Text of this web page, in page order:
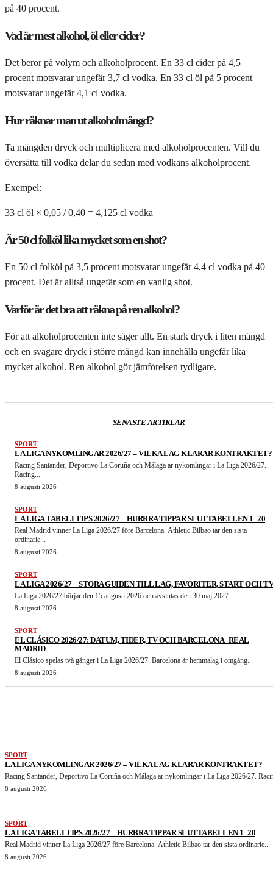
på 40 procent.
Vad är mest alkohol, öl eller cider?
Det beror på volym och alkoholprocent. En 33 cl cider på 4,5
procent motsvarar ungefär 3,7 cl vodka. En 33 cl öl på 5 procent
motsvarar ungefär 4,1 cl vodka.
Hur räknar man ut alkoholmängd?
Ta mängden dryck och multiplicera med alkoholprocenten. Vill du
översätta till vodka delar du sedan med vodkans alkoholprocent.
Exempel:
33 cl öl × 0,05 / 0,40 = 4,125 cl vodka
Är 50 cl folköl lika mycket som en shot?
En 50 cl folköl på 3,5 procent motsvarar ungefär 4,4 cl vodka på 40
procent. Det är alltså ungefär som en vanlig shot.
Varför är det bra att räkna på ren alkohol?
För att alkoholprocenten inte säger allt. En stark dryck i liten mängd
och en svagare dryck i större mängd kan innehålla ungefär lika
mycket alkohol. Ren alkohol gör jämförelsen tydligare.
SENASTE ARTIKLAR
SPORT
LA LIGA NYKOMLINGAR 2026/27 – VILKA LAG KLARAR KONTRAKTET?
Racing Santander, Deportivo La Coruña och Málaga är nykomlingar i La Liga 2026/27.
Racing...
8 augusti 2026
SPORT
LA LIGA TABELLTIPS 2026/27 – HURBRA TIPPAR SLUTTABELLEN 1–20
Real Madrid vinner La Liga 2026/27 före Barcelona. Athletic Bilbao tar den sista
ordinarie...
8 augusti 2026
SPORT
LA LIGA 2026/27 – STORA GUIDEN TILL LAG, FAVORITER, START OCH TV
La Liga 2026/27 börjar den 15 augusti 2026 och avslutas den 30 maj 2027....
8 augusti 2026
SPORT
EL CLÁSICO 2026/27: DATUM, TIDER, TV OCH BARCELONA–REAL
MADRID
El Clásico spelas två gånger i La Liga 2026/27. Barcelona är hemmalag i omgång...
8 augusti 2026
SPORT
LA LIGA NYKOMLINGAR 2026/27 – VILKA LAG KLARAR KONTRAKTET?
Racing Santander, Deportivo La Coruña och Málaga är nykomlingar i La Liga 2026/27.
8 augusti 2026
SPORT
LA LIGA TABELLTIPS 2026/27 – HURBRA TIPPAR SLUTTABELLEN 1–20
Real Madrid vinner La Liga 2026/27 före Barcelona. Athletic Bilbao tar den sista ordinarie...
8 augusti 2026